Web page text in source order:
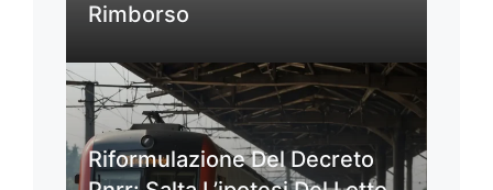
Rimborso
Riformulazione Del Decreto